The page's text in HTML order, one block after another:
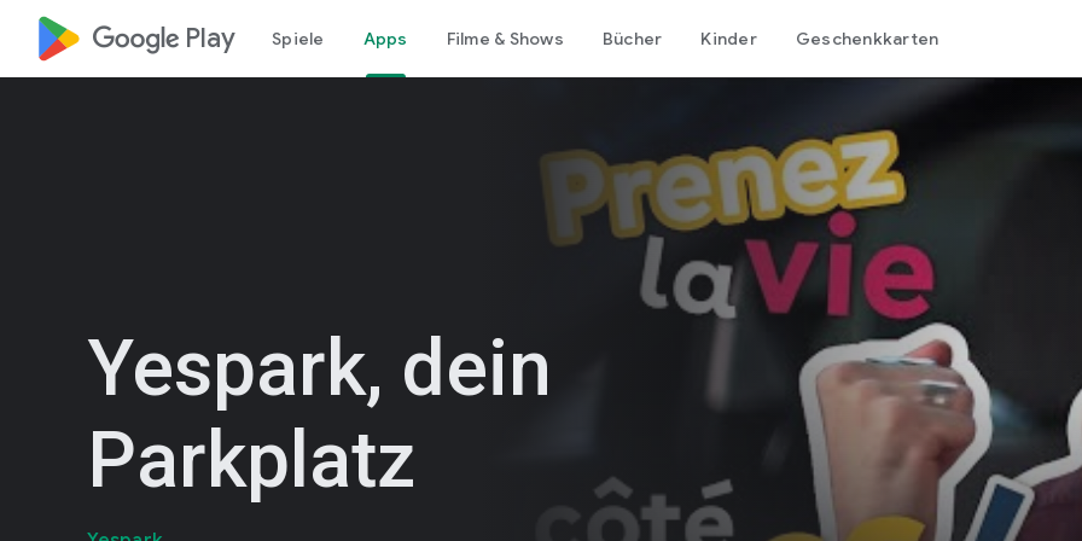
google_logo Play Spiele Apps Filme & Shows Bücher Kinder Geschenkkarten
Yespark, dein
Parkplatz